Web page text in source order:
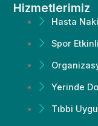
Hizmetlerimiz
Hasta
Spor
Yerinde
Tıbbi